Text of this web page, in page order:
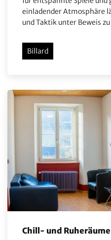
einladender Atmosphäre
und Taktik unter Beweis
Billard
Chill- und Ruheräume